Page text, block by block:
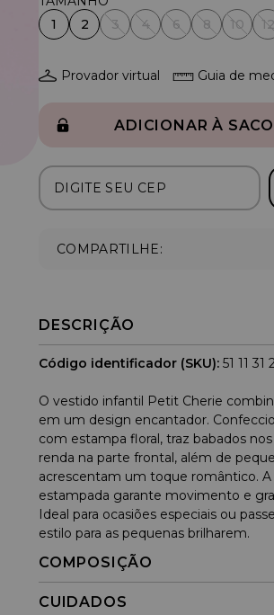
1 2 3 4 6 8 10 12
Provador virtual Guia de
ADICIONAR À
COMPARTILHE:
DESCRIÇÃO
Código identificador (SKU): 51 11 31
O vestido infantil Petit Cherie
em um design encantador.
com estampa floral, traz babados
renda na parte frontal, além de
acrescentam um toque romântico. A
estampada garante movimento e
Ideal para ocasiões especiais ou
estilo para as pequenas brilharem.
COMPOSIÇÃO
CUIDADOS